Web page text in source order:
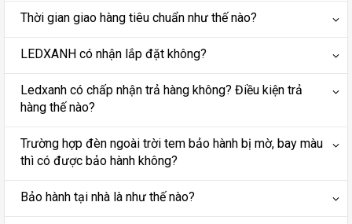
Thời gian giao hàng tiêu chuẩn như thế nào?
LEDXANH có nhận lắp đặt không?
Ledxanh có chấp nhận trả hàng không? Điều kiện trả
hàng thế nào?
Trường hợp đèn ngoài trời tem bảo hành bị mờ, bay màu
thì có được bảo hành không?
Bảo hành tại nhà là như thế nào?